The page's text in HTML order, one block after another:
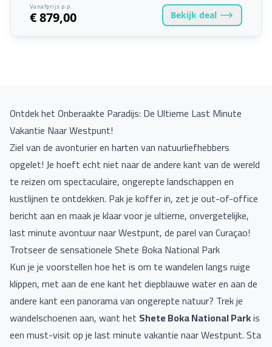
Vanafprijs p.p.
€ 879,00 Bekijk deal
Ontdek het Onberaakte Paradijs: De Ultieme Last Minute
Vakantie Naar Westpunt!
Ziel van de avonturier en harten van natuurliefhebbers
opgelet! Je hoeft echt niet naar de andere kant van de wereld
te reizen om spectaculaire, ongerepte landschappen en
kustlijnen te ontdekken. Pak je koffer in, zet je out-of-office
bericht aan en maak je klaar voor je ultieme, onvergetelijke,
last minute avontuur naar Westpunt, de parel van Curaçao!
Trotseer de sensationele Shete Boka National Park
Kun je je voorstellen hoe het is om te wandelen langs ruige
klippen, met aan de ene kant het diepblauwe water en aan de
andere kant een panorama van ongerepte natuur? Trek je
wandelschoenen aan, want het Shete Boka National Parkis
een must-visit op je last minute vakantie naar Westpunt. Sta